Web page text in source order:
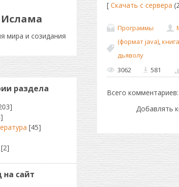
Ислама
мира и созидания
[ Скачать с сервера
Программы
(формат java),
дьяволу
3062
581
Всего комментариев:
Добавлять
раздела
[45]
[2]
на сайт